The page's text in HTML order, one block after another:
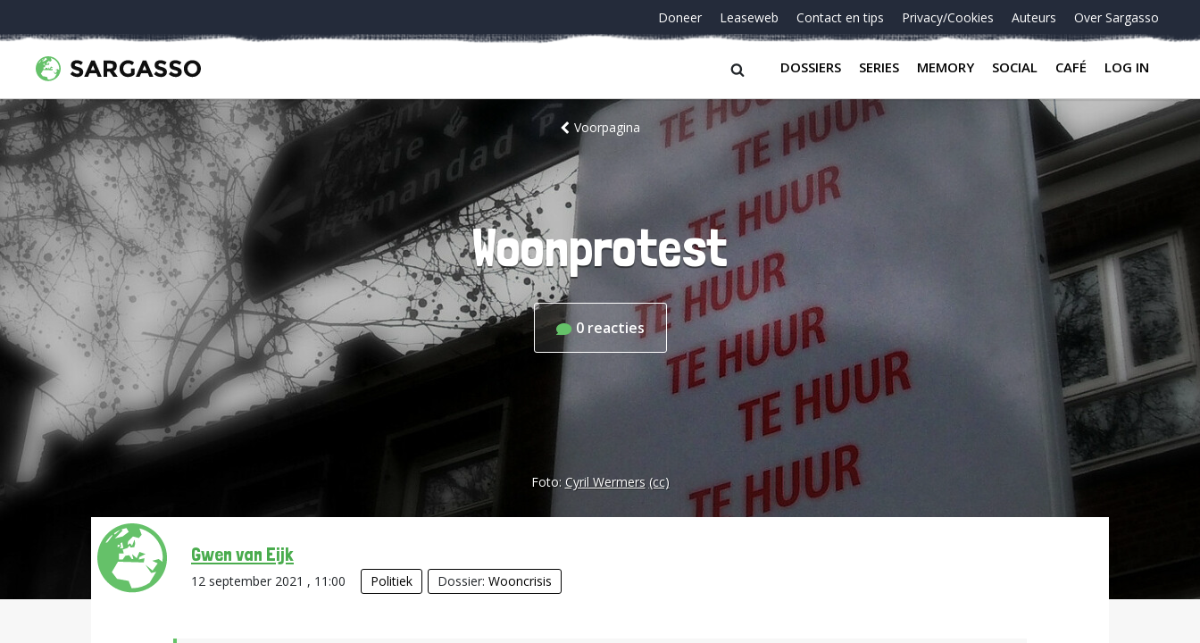
Doneer Leaseweb Contact en tips Privacy/Cookies Auteurs Over Sargasso
DOSSIERS SERIES MEMORY SOCIAL CAFÉ LOG IN
Voorpagina
Woonprotest
0 reacties
Foto: Cyril Wermers (cc)
Gwen van Eijk
12 september 2021 , 11:00 Politiek Dossier: Wooncrisis